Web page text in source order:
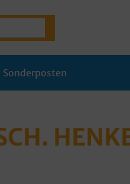
Sonderposten